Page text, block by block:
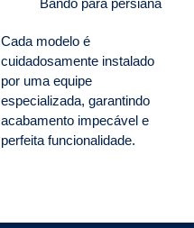
Bandô para persiana
Cada modelo é
cuidadosamente instalado
por uma equipe
especializada, garantindo
acabamento impecável e
perfeita funcionalidade.